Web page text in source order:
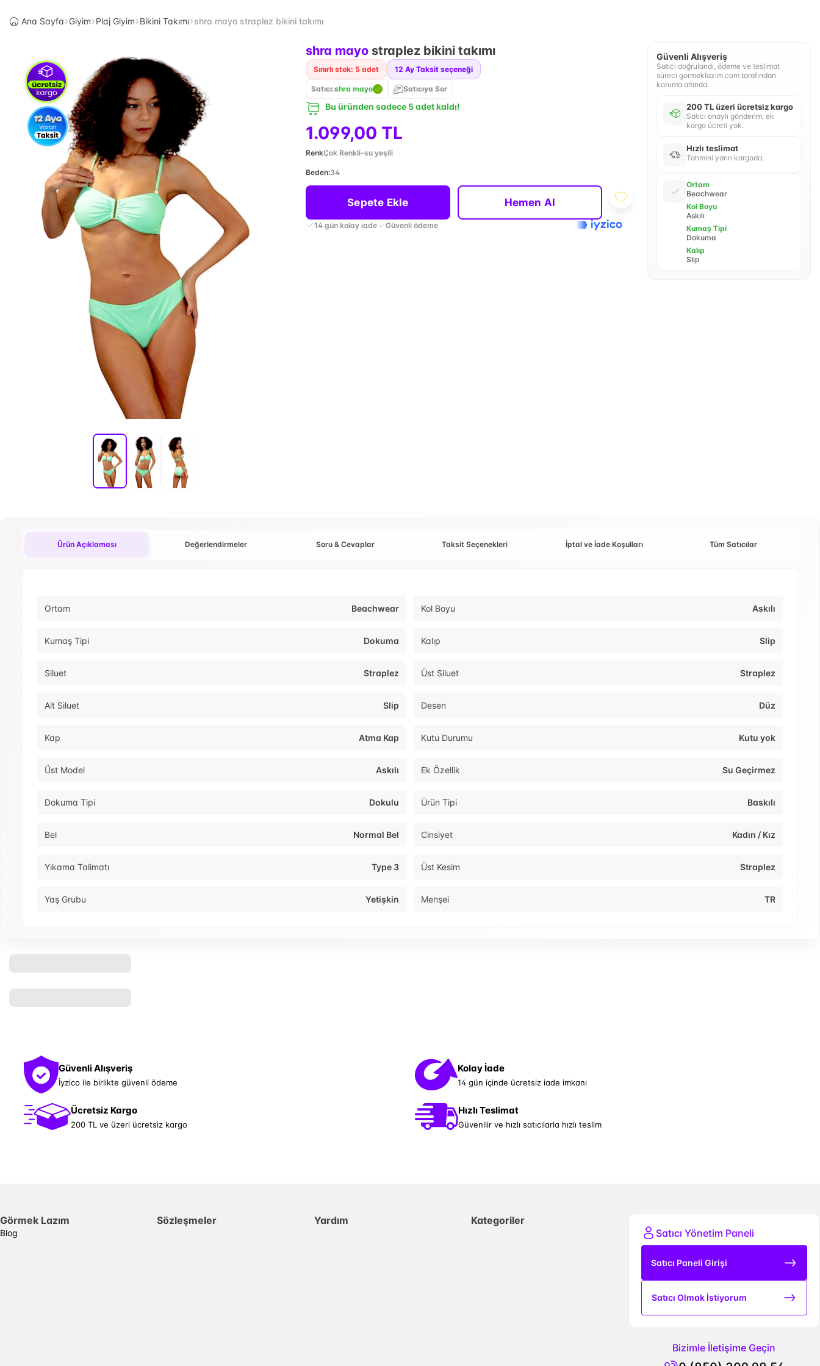
Ana Sayfa Giyim Plaj Giyim Bikini Takımı shra mayo straplez bikini takımı
shra mayo straplez bikini takımı
Sınırlı stok: 5 adet 12 Ay Taksit seçeneği
Satıcı:shra mayo Satıcıya Sor
Bu üründen sadece 5 adet kaldı!
1.099,00 TL
RenkÇok Renkli-su yeşili
Beden:34
Sepete Ekle Hemen Al
14 gün kolay iade Güvenli ödeme
Güvenli Alışveriş
Satıcı doğrulandı, ödeme ve teslimat
süreci gormeklazim.com tarafından
koruma altında.
200 TL üzeri ücretsiz kargo
Satıcı onaylı gönderim, ek
kargo ücreti yok.
Hızlı teslimat
Tahmini yarın kargoda.
Ortam
Beachwear
Kol Boyu
Askılı
Kumaş Tipi
Dokuma
Kalıp
Slip
Ürün Açıklaması Değerlendirmeler Soru & Cevaplar Taksit Seçenekleri İptal ve İade Koşulları Tüm Satıcılar
Ortam Beachwear Kol Boyu Askılı
Kumaş Tipi Dokuma Kalıp Slip
Siluet Straplez Üst Siluet Straplez
Alt Siluet Slip Desen Düz
Kap Atma Kap Kutu Durumu Kutu yok
Üst Model Askılı Ek Özellik Su Geçirmez
Dokuma Tipi Dokulu Ürün Tipi Baskılı
Bel Normal Bel Cinsiyet Kadın / Kız
Yıkama Talimatı Type 3 Üst Kesim Straplez
Yaş Grubu Yetişkin Menşei TR
Güvenli Alışveriş
İyzico ile birlikte güvenli ödeme
Kolay İade
14 gün içinde ücretsiz iade imkanı
Ücretsiz Kargo
200 TL ve üzeri ücretsiz kargo
Hızlı Teslimat
Güvenilir ve hızlı satıcılarla hızlı teslim
Görmek Lazım
Blog
Sözleşmeler Yardım
Kategoriler
Satıcı Yönetim Paneli
Satıcı Paneli Girişi
Satıcı Olmak İstiyorum
Bizimle İletişime Geçin